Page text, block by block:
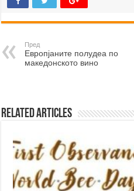
Пред
Европјаните полудеа по
македонското вино
Related Articles